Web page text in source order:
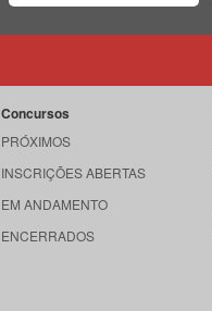
Concursos
PRÓXIMOS
INSCRIÇÕES ABERTAS
EM ANDAMENTO
ENCERRADOS